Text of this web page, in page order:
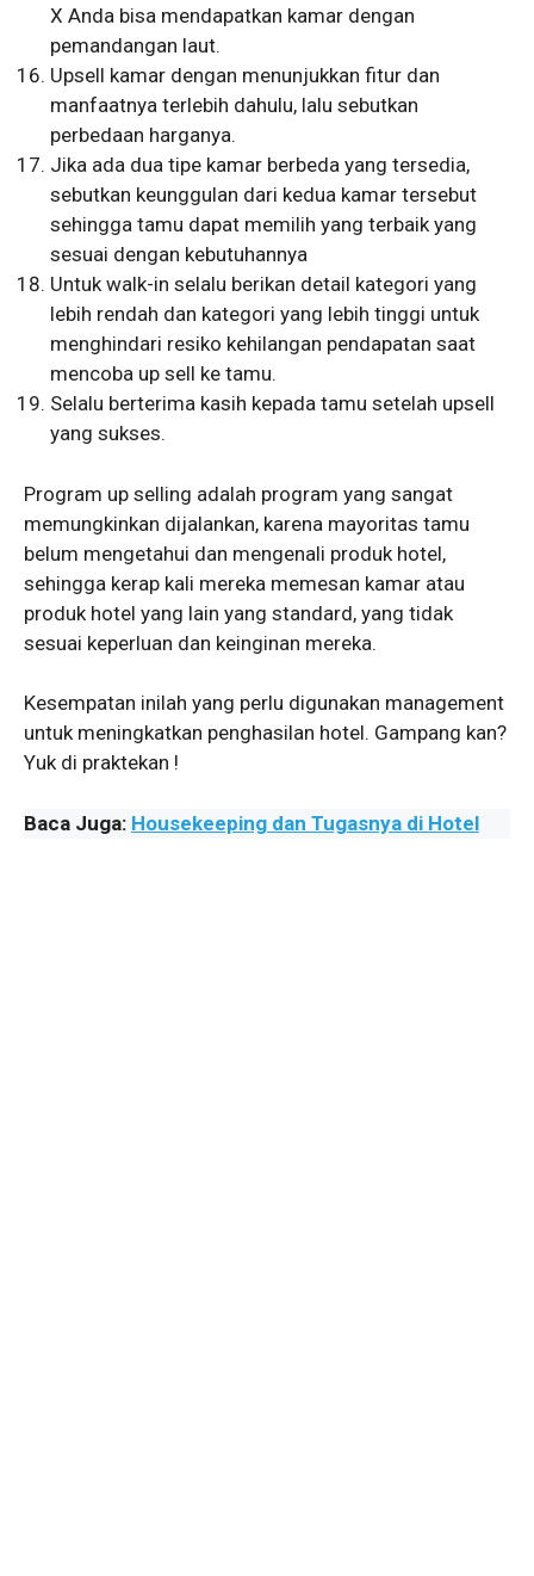
X Anda bisa mendapatkan kamar dengan
pemandangan laut.
Upsell kamar dengan menunjukkan fitur dan
manfaatnya terlebih dahulu, lalu sebutkan
perbedaan harganya.
Jika ada dua tipe kamar berbeda yang tersedia,
sebutkan keunggulan dari kedua kamar tersebut
sehingga tamu dapat memilih yang terbaik yang
sesuai dengan kebutuhannya
Untuk walk-in selalu berikan detail kategori yang
lebih rendah dan kategori yang lebih tinggi untuk
menghindari resiko kehilangan pendapatan saat
mencoba up sell ke tamu.
Selalu berterima kasih kepada tamu setelah upsell
yang sukses.
Program up selling adalah program yang sangat
memungkinkan dijalankan, karena mayoritas tamu
belum mengetahui dan mengenali produk hotel,
sehingga kerap kali mereka memesan kamar atau
produk hotel yang lain yang standard, yang tidak
sesuai keperluan dan keinginan mereka.
Kesempatan inilah yang perlu digunakan management
untuk meningkatkan penghasilan hotel. Gampang kan?
Yuk di praktekan !
Baca Juga: Housekeeping dan Tugasnya di Hotel